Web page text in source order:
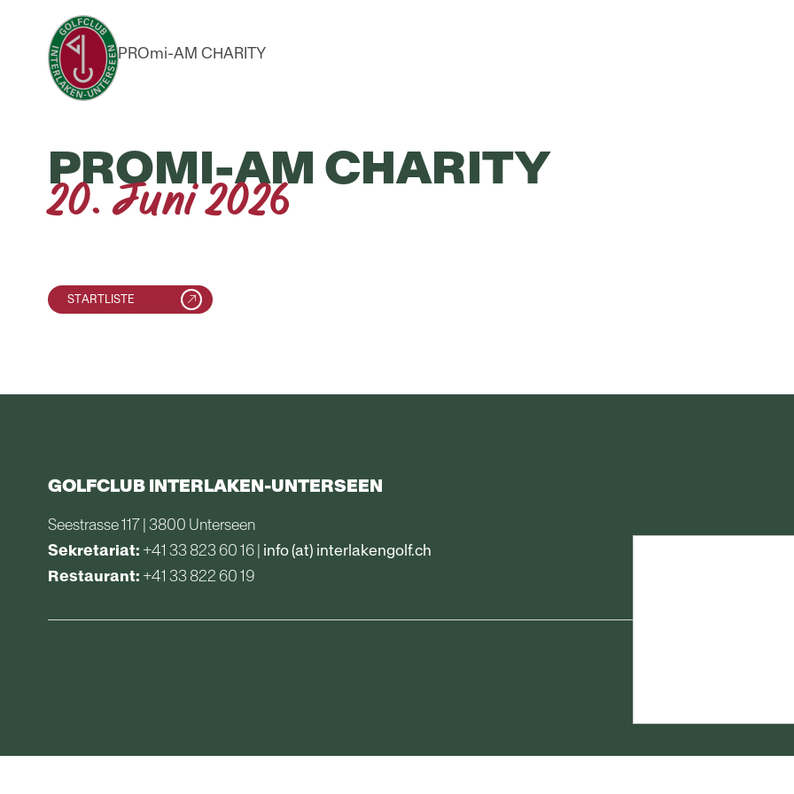
Home PROmi-AM CHARITY
PROMI-AM CHARITY
20. Juni 2026
STARTLISTE
GOLFCLUB INTERLAKEN-UNTERSEEN
Seestrasse 117 | 3800 Unterseen
Sekretariat: +41 33 823 60 16 | info (at) interlakengolf.ch
Restaurant: +41 33 822 60 19